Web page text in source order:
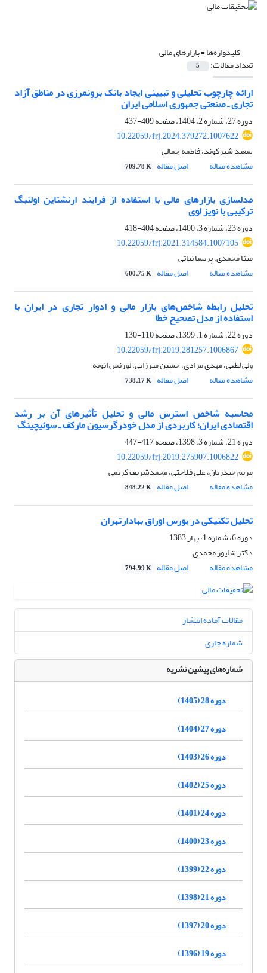
کلیدواژه‌ها =بازارهای مالی
تعداد مقالات: 5
ارائه چارچوب تحلیلی و تبیینی ایجاد بانک برون‏مرزی در مناطق آزاد
تجاری ـ صنعتی جمهوری اسلامی ایران
دوره 27، شماره 2، 1404، صفحه
409-437
10.22059/frj.2024.379272.1007622
سعید شیرکوند، فاطمه جمالی
مشاهده مقاله
اصل مقاله 709.78 K
مدل‎سازی بازارهای مالی با استفاده از فرایند ارنشتاین اولنبگ
ترکیبی با نویز لوی
دوره 23، شماره 3، 1400، صفحه
404-418
10.22059/frj.2021.314584.1007105
مینا محمدی، پریسا نباتی
مشاهده مقاله
اصل مقاله 600.75 K
تحلیل رابطه شاخص‌های بازار مالی و ادوار تجاری در ایران با
استفاده از مدل تصحیح خطا
دوره 22، شماره 1، 1399، صفحه
110-130
10.22059/frj.2019.281257.1006867
ولی لطفی، مهدی مرادی، حسین میرزایی، لورنس انویه
مشاهده مقاله
اصل مقاله 738.17 K
محاسبه شاخص استرس مالی و تحلیل تأثیرهای آن بر رشد
اقتصادی ایران؛ کاربردی از مدل خودرگرسیون مارکف ـ سوئیچینگ
دوره 21، شماره 3، 1398، صفحه
417-447
10.22059/frj.2019.275907.1006822
مریم حیدریان، علی فلاحتی، محمدشریف کریمی
مشاهده مقاله
اصل مقاله 848.22 K
تحلیل تکنیکی در بورس اوراق بهادارتهران
دوره 6، شماره 1، بهار 1383
دکتر شاپور محمدى
مشاهده مقاله
اصل مقاله 794.99 K
مقالات آماده انتشار
شماره جاری
شماره‌های پیشین نشریه
دوره 28 (1405)
دوره 27 (1404)
دوره 26 (1403)
دوره 25 (1402)
دوره 24 (1401)
دوره 23 (1400)
دوره 22 (1399)
دوره 21 (1398)
دوره 20 (1397)
دوره 19 (1396)